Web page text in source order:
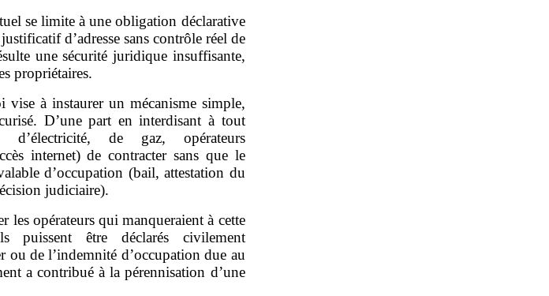
se limite à une obligation déclarative
d’adresse sans contrôle réel de
une sécurité juridique insuffisante,
propriétaires.
à instaurer un mécanisme simple,
D’une part en interdisant à tout
d’électricité, de gaz, opérateurs
internet) de contracter sans que le
d’occupation (bail, attestation du
judiciaire).
les opérateurs qui manqueraient à cette
puissent être déclarés civilement
ou de l’indemnité d’occupation due au
a contribué à la pérennisation d’une